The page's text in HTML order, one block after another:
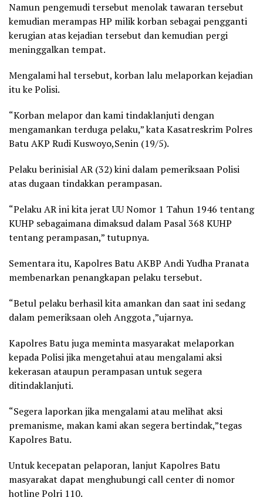
Namun pengemudi tersebut menolak tawaran tersebut
kemudian merampas HP milik korban sebagai pengganti
kerugian atas kejadian tersebut dan kemudian pergi
meninggalkan tempat.
Mengalami hal tersebut, korban lalu melaporkan kejadian
itu ke Polisi.
“Korban melapor dan kami tindaklanjuti dengan
mengamankan terduga pelaku,” kata Kasatreskrim Polres
Batu AKP Rudi Kuswoyo,Senin (19/5).
Pelaku berinisial AR (32) kini dalam pemeriksaan Polisi
atas dugaan tindakkan perampasan.
“Pelaku AR ini kita jerat UU Nomor 1 Tahun 1946 tentang
KUHP sebagaimana dimaksud dalam Pasal 368 KUHP
tentang perampasan,” tutupnya.
Sementara itu, Kapolres Batu AKBP Andi Yudha Pranata
membenarkan penangkapan pelaku tersebut.
“Betul pelaku berhasil kita amankan dan saat ini sedang
dalam pemeriksaan oleh Anggota ,”ujarnya.
Kapolres Batu juga meminta masyarakat melaporkan
kepada Polisi jika mengetahui atau mengalami aksi
kekerasan ataupun perampasan untuk segera
ditindaklanjuti.
“Segera laporkan jika mengalami atau melihat aksi
premanisme, makan kami akan segera bertindak,”tegas
Kapolres Batu.
Untuk kecepatan pelaporan, lanjut Kapolres Batu
masyarakat dapat menghubungi call center di nomor
hotline Polri 110.